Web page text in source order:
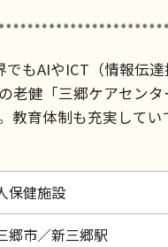
でもAIやICT（情報伝
老健「三郷ケアセン
育体制も充実して
保健施設
郷市／新三郷駅